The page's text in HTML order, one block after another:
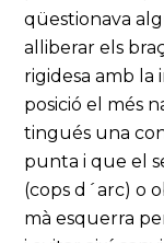
qüestionava
alliberar els
rigidesa amb
posició el més
tingués una
punta i que el
(cops d´arc) o
mà esquerra